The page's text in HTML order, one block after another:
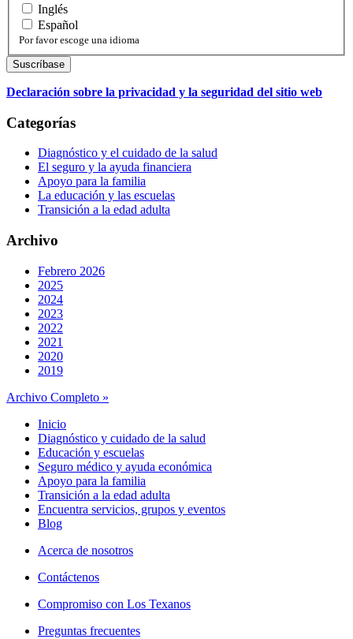
Inglés
Español
Por favor escoge una idioma
Declaración sobre la privacidad y la seguridad del sitio web
Categorías
Diagnóstico y el cuidado de la salud
El seguro y la ayuda financiera
Apoyo para la familia
La educación y las escuelas
Transición a la edad adulta
Archivo
Febrero 2026
2025
2024
2023
2022
2021
2020
2019
Archivo Completo »
Inicio
Diagnóstico y cuidado de la salud
Educación y escuelas
Seguro médico y ayuda económica
Apoyo para la familia
Transición a la edad adulta
Encuentra servicios, grupos y eventos
Blog
Acerca de nosotros
Contáctenos
Compromiso con Los Texanos
Preguntas frecuentes